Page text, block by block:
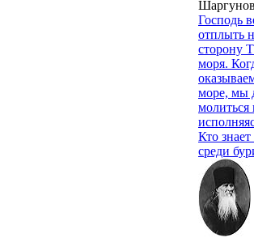
Шаргунов
Господь
отплыть
сторону
моря.
море, мы
молиться
Кто
среди